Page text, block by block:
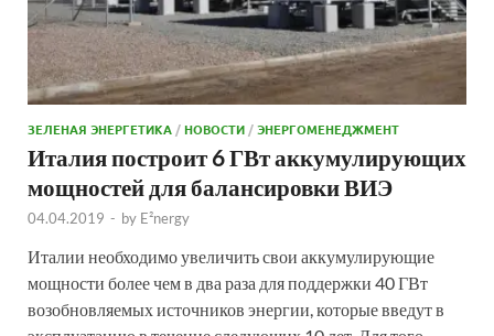
ЗЕЛЕНАЯ ЭНЕРГЕТИКА/НОВОСТИ/ЭНЕРГОМЕНЕДЖМЕНТ
Италия построит 6 ГВт аккумулирующих
мощностей для балансировки ВИЭ
04.04.2019 - by E²nergy
Италии необходимо увеличить свои аккумулирующие
мощности более чем в два раза для поддержки 40 ГВт
возобновляемых источников энергии, которые введут в